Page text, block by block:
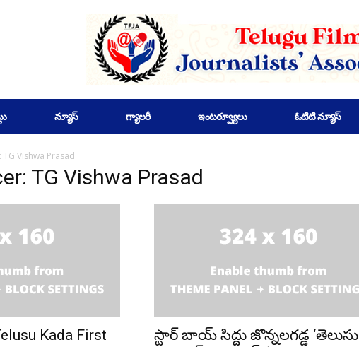
న్యూస్ గ్యాలరీ ఇంటర్వ్యూలు ఓటిటి న్యూస్
Vishwa Prasad
TG Vishwa Prasad
Kada First
స్టార్ బాయ్ సిద్దు జొన్నలగడ్డ ‘తెలుసు